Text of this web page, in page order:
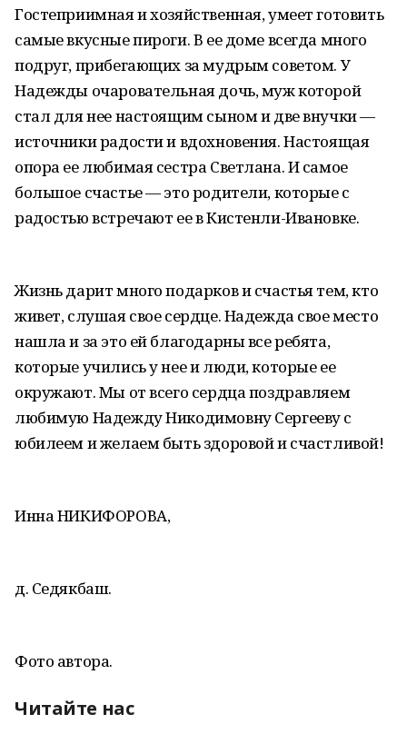
Гостеприимная и хозяйственная, умеет готовить
самые вкусные пироги. В ее доме всегда много
подруг, прибегающих за мудрым советом. У
Надежды очаровательная дочь, муж которой
стал для нее настоящим сыном и две внучки —
источники радости и вдохновения. Настоящая
опора ее любимая сестра Светлана. И самое
большое счастье — это родители, которые с
радостью встречают ее в Кистенли-Ивановке.
Жизнь дарит много подарков и счастья тем, кто
живет, слушая свое сердце. Надежда свое место
нашла и за это ей благодарны все ребята,
которые учились у нее и люди, которые ее
окружают. Мы от всего сердца поздравляем
любимую Надежду Никодимовну Сергееву с
юбилеем и желаем быть здоровой и счастливой!
Инна НИКИФОРОВА,
д. Седякбаш.
Фото автора.
Читайте нас